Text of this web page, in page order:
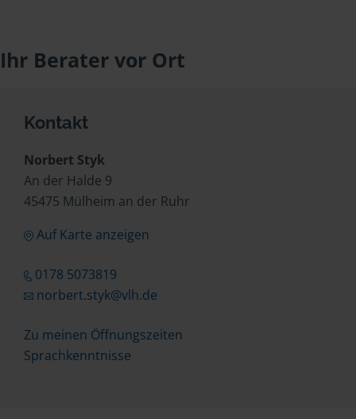
Ihr Berater vor Ort
Kontakt
Norbert Styk
An der Halde 9
45475 Mülheim an der Ruhr
Auf Karte anzeigen
0178 5073819
norbert.styk@vlh.de
Zu meinen Öffnungszeiten
Sprachkenntnisse